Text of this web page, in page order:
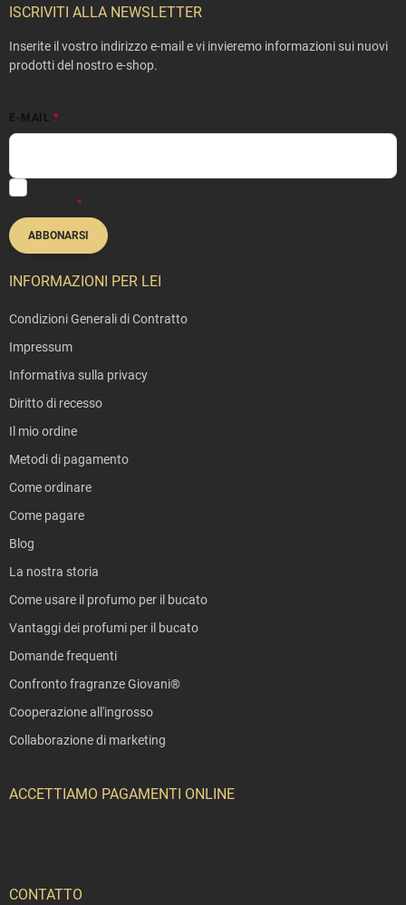
ISCRIVITI ALLA NEWSLETTER
Inserite il vostro indirizzo e-mail e vi invieremo informazioni sui nuovi
prodotti del nostro e-shop.
E-MAIL
ABBONARSI
INFORMAZIONI PER LEI
Condizioni Generali di Contratto
Impressum
Informativa sulla privacy
Diritto di recesso
Il mio ordine
Metodi di pagamento
Come ordinare
Come pagare
Blog
La nostra storia
Come usare il profumo per il bucato
Vantaggi dei profumi per il bucato
Domande frequenti
Confronto fragranze Giovani®
Cooperazione all'ingrosso
Collaborazione di marketing
ACCETTIAMO PAGAMENTI ONLINE
CONTATTO